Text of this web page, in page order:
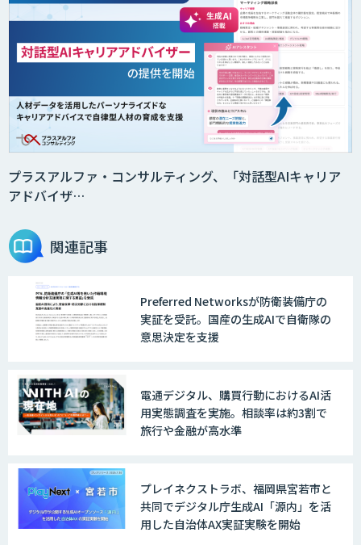
Smart Search
法人向けAIエージェント「OfficeAI社
2層ナレッジ×AIで顧客コミュニケーシ
ョンを効率化「ZEROCK」
戦略策定から実装まで一気通貫のAIエー
ジェント開発
WARP NEXT
LINE WORKS AiNote
Explaza 生成AI Partner｜AIエージェン
プラスアルファ・コンサルティング、「対話型AIキャリア
アドバイザ…
関連記事
Preferred Networksが防衛装備庁の
実証を受託。国産の生成AIで自衛隊の
意思決定を支援
電通デジタル、購買行動におけるAI活
用実態調査を実施。相談率は約3割で
旅行や金融が高水準
プレイネクストラボ、福岡県宮若市と
共同でデジタル庁生成AI「源内」を活
用した自治体AX実証実験を開始